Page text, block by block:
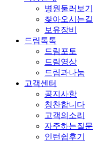
병원둘러보기
찾아오시는길
보유장비
드림톡톡
드림포토
드림영상
드림과나눔
고객센터
공지사항
칭찬합니다
고객의소리
자주하는질문
인턴쉽후기